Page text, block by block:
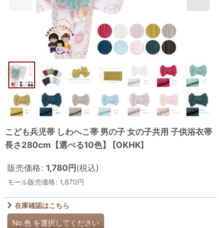
こども兵児帯 しわへこ帯 男の子 女の子共用 子供浴衣帯
長さ280cm【選べる10色】
[OKHK]
販売価格: 1,780円(税込)
モール販売価格: 1,870円
在庫確認はこちら
No.色 を選択してください